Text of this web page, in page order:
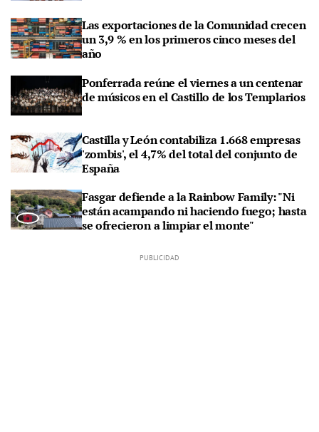
Las exportaciones de la Comunidad crecen
un 3,9 % en los primeros cinco meses del
año
Ponferrada reúne el viernes a un centenar
de músicos en el Castillo de los Templarios
Castilla y León contabiliza 1.668 empresas
'zombis', el 4,7% del total del conjunto de
España
Fasgar defiende a la Rainbow Family: "Ni
están acampando ni haciendo fuego; hasta
se ofrecieron a limpiar el monte"